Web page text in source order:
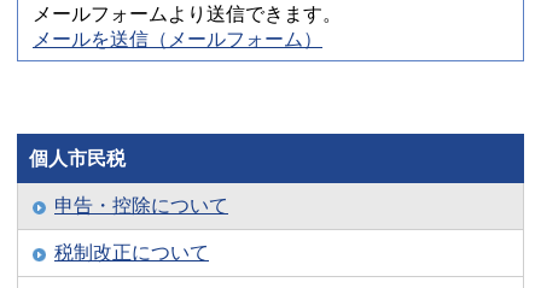
メールフォームより送信できます。
メールを送信（メールフォーム）
個人市民税
申告・控除について
税制改正について